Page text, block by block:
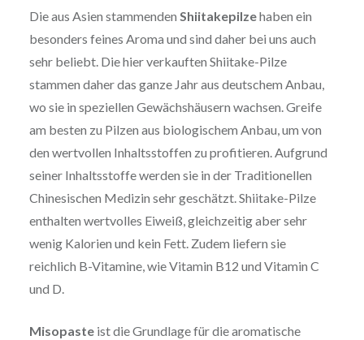
Die aus Asien stammenden Shiitakepilzehaben ein
besonders feines Aroma und sind daher bei uns auch
sehr beliebt. Die hier verkauften Shiitake-Pilze
stammen daher das ganze Jahr aus deutschem Anbau,
wo sie in speziellen Gewächshäusern wachsen. Greife
am besten zu Pilzen aus biologischem Anbau, um von
den wertvollen Inhaltsstoffen zu profitieren. Aufgrund
seiner Inhaltsstoffewerden sie in der Traditionellen
Chinesischen Medizin sehr geschätzt. Shiitake-Pilze
enthalten wertvolles Eiweiß, gleichzeitig aber sehr
wenig Kalorien und kein Fett. Zudem liefern sie
reichlich B-Vitamine, wie Vitamin B12 und Vitamin C
und D.
Misopasteist die Grundlage für die aromatische